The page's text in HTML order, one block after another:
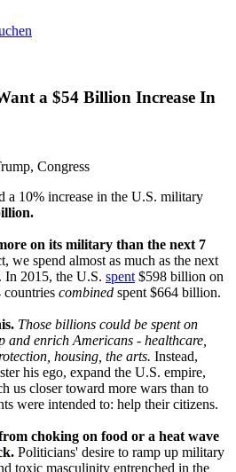
a $54 Billion Increase In
Congress
a 10% increase in the U.S. military
on its military than the next 7
we spend almost as much as the next
In 2015, the U.S. spent$598 billion on
countries combined spent $664 billion.
Those billions could be spent on
and enrich Americans - healthcare,
housing, the arts. Instead,
his ego, expand the U.S. empire,
us closer toward more wars than to
were intended to: help their citizens.
choking on food or a heat wave
Politicians' desire to ramp up military
toxic masculinity entrenched in the